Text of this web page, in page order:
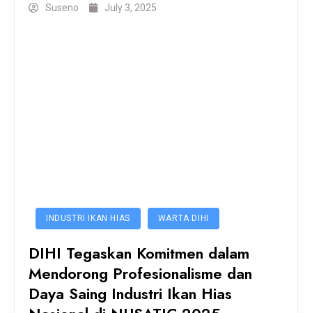
Suseno July 3, 2025
INDUSTRI IKAN HIAS WARTA DIHI
DIHI Tegaskan Komitmen dalam
Mendorong Profesionalisme dan
Daya Saing Industri Ikan Hias